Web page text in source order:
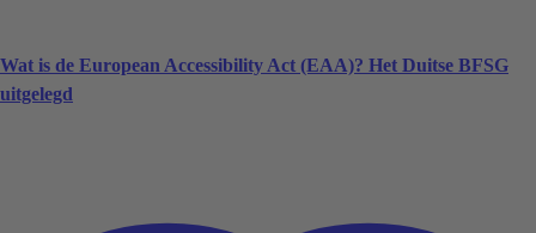
Wat is de European Accessibility Act (EAA)? Het Duitse BFSG
uitgelegd